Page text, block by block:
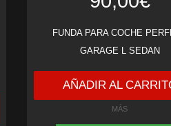
FUNDA PARA COCHE
GARAGE L SEDAN
AÑADIR AL
MÁS